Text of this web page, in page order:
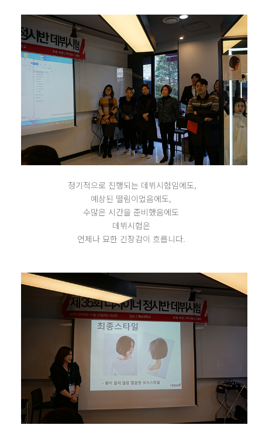
정기적으로 진행되는 데뷔시험임에도,
예상된 떨림이었음에도,
수많은 시간을 준비했음에도
데뷔시험은
언제나 묘한 긴장감이 흐릅니다.